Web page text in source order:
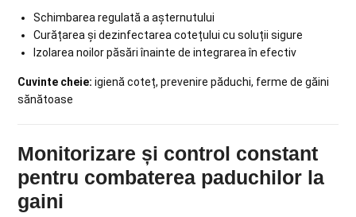
Schimbarea regulată a așternutului
Curățarea și dezinfectarea cotețului cu soluții sigure
Izolarea noilor păsări înainte de integrarea în efectiv
Cuvinte cheie: igienă coteț, prevenire păduchi, ferme de găini
sănătoase
Monitorizare și control constant
pentru combaterea paduchilor la
gaini